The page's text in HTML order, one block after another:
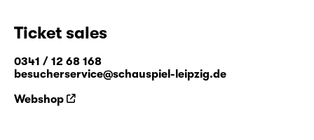
Ticket sales
0341 / 12 68 168
besucherservice@schauspiel-leipzig.de
Webshop